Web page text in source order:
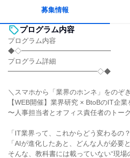
募集情報
プログラム内容
プログラム内容
◆◇━━━━━━━━━━━━━
プログラム詳細
━━━━━━━━━━━━━◇◆
＼スマホから「業界のホンネ」をのぞ
【WEB開催】業界研究 × BtoBのIT企業
〜人事担当者とオフィス責任者のトー
「IT業界って、これからどう変わるの？
「AIが進化したあと、どんな人が必要
そんな、教科書には載っていない“現